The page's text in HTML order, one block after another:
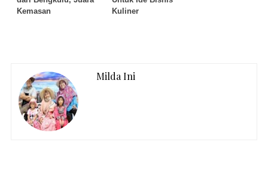
Kemasan
Kuliner
Milda Ini